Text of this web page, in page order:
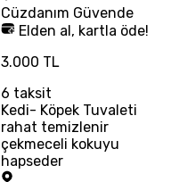
Cüzdanım Güvende
Elden al, kartla öde!
3.000 TL
6 taksit
Kedi- Köpek Tuvaleti
rahat temizlenir
çekmeceli kokuyu
hapseder